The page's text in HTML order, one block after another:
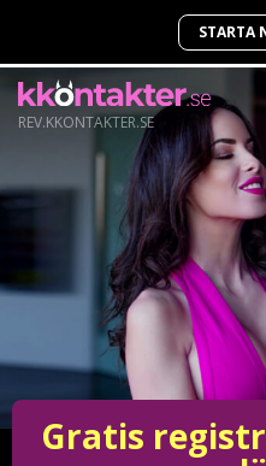
STARTA
REV.KKONTAKTER.SE
Gratis